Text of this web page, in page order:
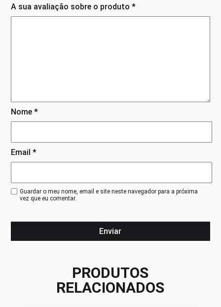
A sua avaliação sobre o produto*
Nome*
Email*
Guardar o meu nome, email e site neste navegador para a próxima
vez que eu comentar.
PRODUTOS
RELACIONADOS